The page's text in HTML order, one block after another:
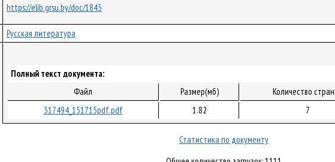
https://elib.grsu.by/doc/1843
Русская литература
Полный текст документа:
Файл
Размер(мб) Количество
317494_151715pdf.pdf
1.82 7
Статистика по документу